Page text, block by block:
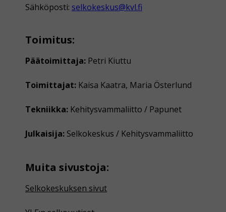
Sähköposti: selkokeskus@kvl.fi
Toimitus:
Päätoimittaja: Petri Kiuttu
Toimittajat: Kaisa Kaatra, Maria Österlund
Tekniikka: Kehitysvammaliitto / Papunet
Julkaisija: Selkokeskus / Kehitysvammaliitto
Muita sivustoja:
Selkokeskuksen sivut